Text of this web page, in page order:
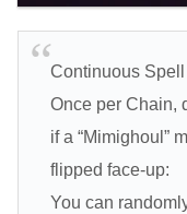
Continuous Spell
Once per Chain,
if a “Mimighoul”
flipped face-up:
You can